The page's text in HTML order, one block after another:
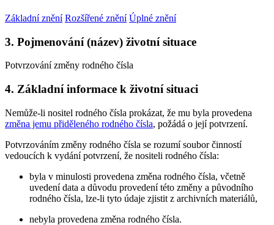
Základní znění Rozšířené znění Úplné znění
3. Pojmenování (název) životní situace
Potvrzování změny rodného čísla
4. Základní informace k životní situaci
Nemůže-li nositel rodného čísla prokázat, že mu byla provedena
změna jemu přiděleného rodného čísla, požádá o její potvrzení.
Potvrzováním změny rodného čísla se rozumí soubor činností
vedoucích k vydání potvrzení, že nositeli rodného čísla:
byla v minulosti provedena změna rodného čísla, včetně
uvedení data a důvodu provedení této změny a původního
rodného čísla, lze-li tyto údaje zjistit z archivních materiálů,
nebyla provedena změna rodného čísla.